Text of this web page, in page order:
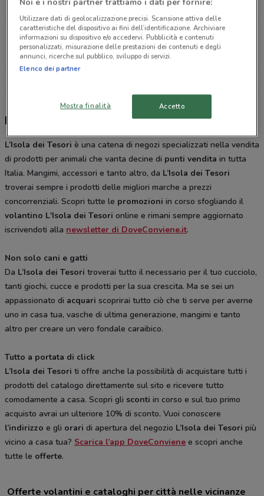
18.6 km
CHIUSO
Via Guglielmo Marconi, 91 Fontaniva
22.2 km
CHIUSO
Isola dei Tesori - volantino, offerte e orari
L’Isola dei Tesori è una catena di negozi specializzati nella vendita
di prodotti per animali che vanta decine di punti vendita in tutta
Italia. Mangimi, accessori e tanto altro, da L’Isola dei Tesori
troverai sempre i prodotti delle migliori marche a prezzi
concorrenziali. Scopri tutte le promozioni in corso sfogliando il
volantino L'Isola dei Tesori online e rimani sempre aggiornato
iscrivendoti alla newsletter di DoveConviene.it.
Non solo cani e gatti
Da L’Isola dei Tesori troverai tutto il necessario per il tuo cucciolo,
tanti giochi, cucce e prodotti per la sua crescita. Ma se sei un
appassionato di acquari scoprirai tutto ciò che ti serve per averne
uno in casa tua, vasche di ultima generazione, mangimi e tanto
altro per creare un vero fondale caraibico.
Tutto a portata di click
L’Isola dei Tesori ti offre anche la possibilità di acquistare tutti i
prodotti del catalogo direttamente sul sito e ricevere tutto
comodamente a casa. Scopri gli sconti in corso e sul tuo primo
acquisto avrai un ulteriore 10% di sconto. Vuoi conoscere
l’indirizzo e gli orari di apertura del negozio L’Isola dei Tesori più
vicino a casa tua? Scarica l’app DoveConviene e scopri anche
tutte le offerte.
Offerte volantini e cataloghi per città nelle vicinanze
Utilizzare dati di geolocalizzazione precisi. Scansione attiva delle
caratteristiche del dispositivo ai fini dell’identificazione. Archiviare
informazioni su dispositivo e/o accedervi. Pubblicità e contenuti
personalizzati, misurazione delle prestazioni dei contenuti e degli
annunci, ricerche sul pubblico, sviluppo di servizi.
Elenco dei partner
Mostra finalità Accetto